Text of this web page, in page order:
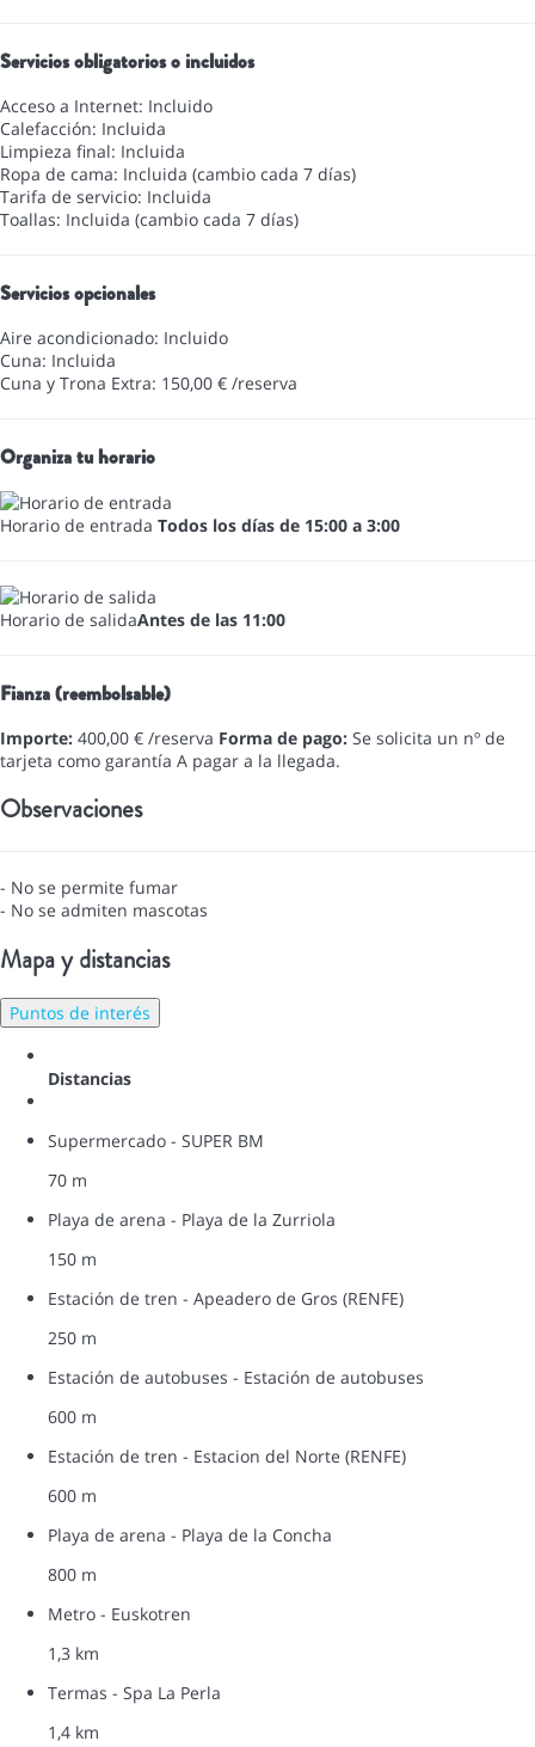
Servicios obligatorios o incluidos
Acceso a Internet: Incluido
Calefacción: Incluida
Limpieza final: Incluida
Ropa de cama: Incluida (cambio cada 7 días)
Tarifa de servicio: Incluida
Toallas: Incluida (cambio cada 7 días)
Servicios opcionales
Aire acondicionado: Incluido
Cuna: Incluida
Cuna y Trona Extra: 150,00 € /reserva
Organiza tu horario
Horario de entrada Todos los días de 15:00 a 3:00
Horario de salidaAntes de las 11:00
Fianza (reembolsable)
Importe: 400,00 € /reserva Forma de pago: Se solicita un nº de
tarjeta como garantía A pagar a la llegada.
Observaciones
- No se permite fumar
- No se admiten mascotas
Mapa y distancias
Puntos de interés
Distancias
Supermercado - SUPER BM
70 m
Playa de arena - Playa de la Zurriola
150 m
Estación de tren - Apeadero de Gros (RENFE)
250 m
Estación de autobuses - Estación de autobuses
600 m
Estación de tren - Estacion del Norte (RENFE)
600 m
Playa de arena - Playa de la Concha
800 m
Metro - Euskotren
1,3 km
Termas - Spa La Perla
1,4 km